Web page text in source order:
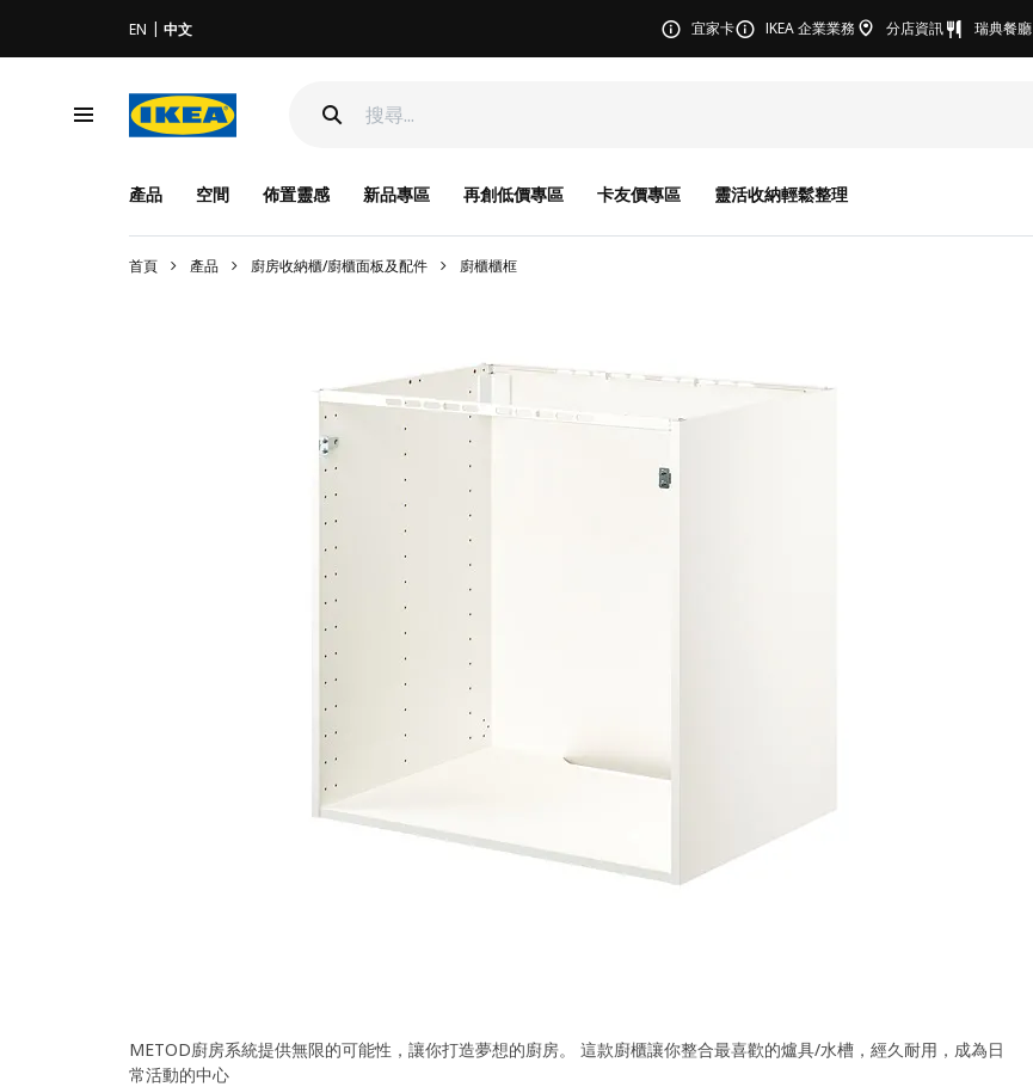
EN 中文 宜家卡 IKEA 企業業務 分店資訊 瑞典餐廳
產品 空間 佈置靈感 新品專區 再創低價專區 卡友價專區 靈活收納輕鬆整理
首頁 產品 廚房收納櫃/廚櫃面板及配件 廚櫃櫃框
METOD廚房系統提供無限的可能性，讓你打造夢想的廚房。 這款廚櫃讓你整合最喜歡的爐具/水槽，經久耐用，成為日
常活動的中心